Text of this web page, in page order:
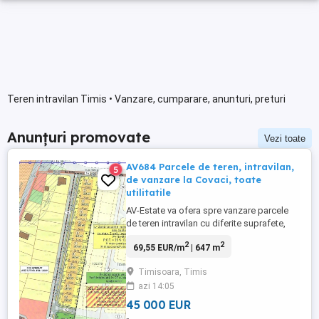
Teren intravilan Timis • Vanzare, cumparare, anunturi, preturi
Anunțuri promovate Vezi toate
5
AV684 Parcele de teren, intravilan,
de vanzare la Covaci, toate
utilitatile
AV-Estate va ofera spre vanzare parcele
de teren intravilan cu diferite suprafete,
stradal de 19ml, situate in Covaci, la 30m
iluminat stradal, canalizare. Alte detalii; -
se poate construi casa individuala sau
duplex; - ...
69,55 EUR/m2| 647 m2
Timisoara, Timis
azi 14:05
45 000 EUR